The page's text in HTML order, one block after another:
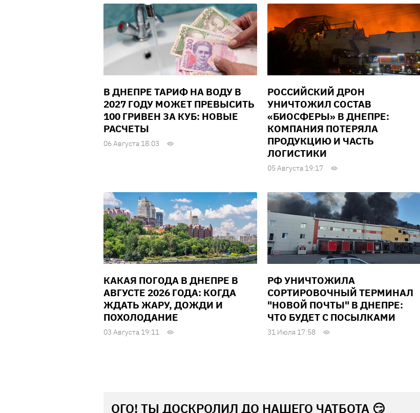
В ДНЕПРЕ ТАРИФ НА ВОДУ В
2027 ГОДУ МОЖЕТ ПРЕВЫСИТЬ
100 ГРИВЕН ЗА КУБ: НОВЫЕ
РАСЧЕТЫ
06 Августа 18:03
РОССИЙСКИЙ ДРОН
УНИЧТОЖИЛ СОСТАВ
«БИОСФЕРЫ» В ДНЕПРЕ:
КОМПАНИЯ ПОТЕРЯЛА
ПРОДУКЦИЮ И ЧАСТЬ
ЛОГИСТИКИ
05 Августа 19:17
КАКАЯ ПОГОДА В ДНЕПРЕ В
АВГУСТЕ 2026 ГОДА: КОГДА
ЖДАТЬ ЖАРУ, ДОЖДИ И
ПОХОЛОДАНИЕ
03 Августа 19:11
РФ УНИЧТОЖИЛА
СОРТИРОВОЧНЫЙ ТЕРМИНАЛ
"НОВОЙ ПОЧТЫ" В ДНЕПРЕ:
ЧТО БУДЕТ С ПОСЫЛКАМИ
31 Июля 17:58
ОГО! ТЫ ДОСКРОЛИЛ ДО НАШЕГО ЧАТБОТА 😏